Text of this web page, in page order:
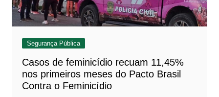
Segurança Pública
Casos de feminicídio recuam 11,45%
nos primeiros meses do Pacto Brasil
Contra o Feminicídio